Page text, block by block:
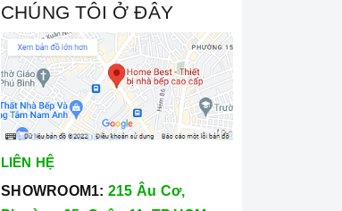
CHÚNG TÔI Ở ĐÂY
LIÊN HỆ
SHOWROOM1: 215 Âu Cơ,